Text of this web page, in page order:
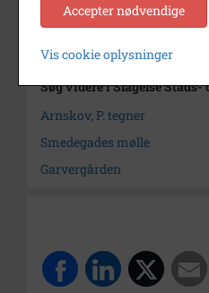
Søg videre i Slagelse
Arnskov, P. tegner
Smedegades mølle
Garvergården
Accepter nødvendige
Vis cookie oplysninger